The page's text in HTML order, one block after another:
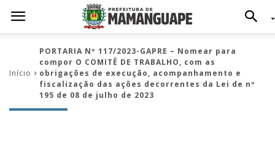
Início
PORTARIA Nº 117/2023-GAPRE – Nomear para
compor O COMITÊ DE TRABALHO, com as
obrigações de execução, acompanhamento e
fiscalização das ações decorrentes da Lei de nº
195 de 08 de julho de 2023